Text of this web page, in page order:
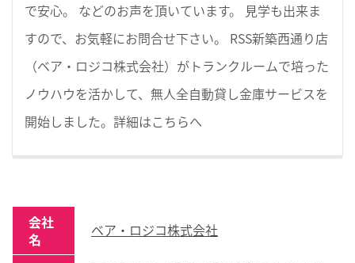
で安心。 などのお声を頂いています。 見学も出来ま
すので、お気軽にお問合せ下さい。 RSS新築西通り店
（ベア・ロジコ株式会社）がトランクルームで培った
ノウハウを活かして、無人全自動貸し金庫サービスを
開始しました。詳細はこちらへ
会社
名
ベア・ロジコ株式会社